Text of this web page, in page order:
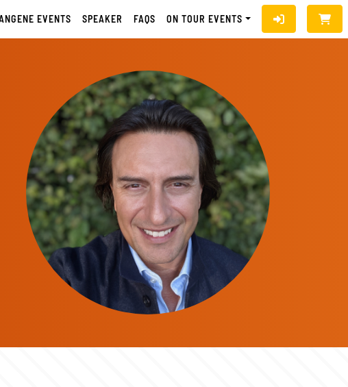
EVENTS SPEAKER FAQS ON TOUR EVENTS